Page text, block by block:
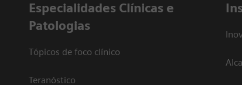
​Especialidades Clínicas e
Patologias
Tópicos de foco clínico
Teranóstico